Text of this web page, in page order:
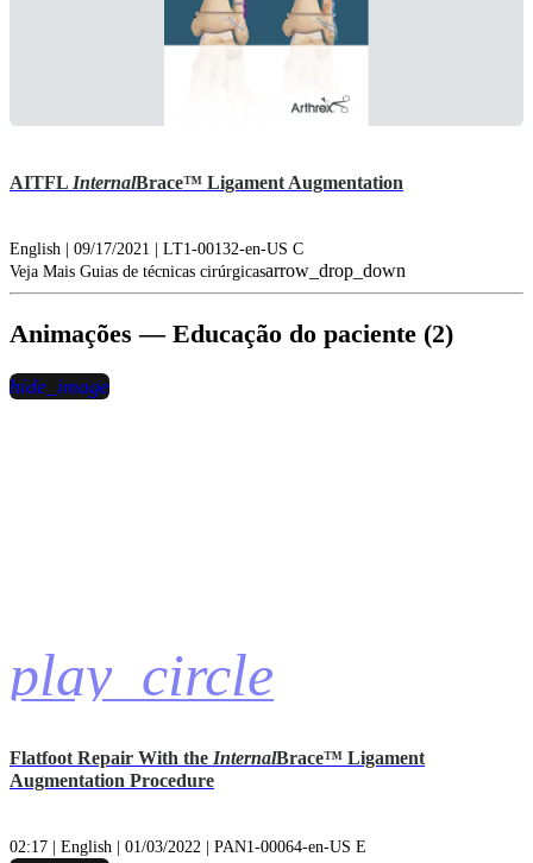
AITFL InternalBrace™ Ligament Augmentation
English | 09/17/2021 | LT1-00132-en-US C
Veja Mais Guias de técnicas cirúrgicasarrow_drop_down
Animações — Educação do paciente (2)
play_circle
hide_image
Flatfoot Repair With the InternalBrace™ Ligament
Augmentation Procedure
02:17 | English | 01/03/2022 | PAN1-00064-en-US E